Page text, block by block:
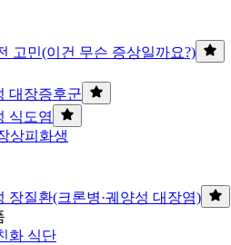
고민(이건 무슨 증상일까요?)
대장증후군
식도염
상피화생
장질환(크론병·궤양성 대장염)
화 식단